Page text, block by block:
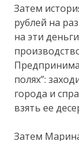
Затем
рублей на
на эти
полях”:
города и
взять ее
Затем